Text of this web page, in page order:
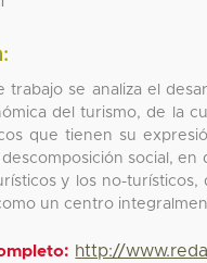
trabajo se analiza el
del turismo, de la
que tienen su
social, en
y los no-
un centro
http://